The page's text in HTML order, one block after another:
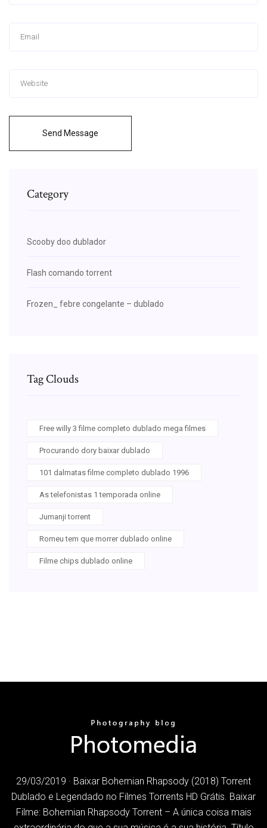
Send Message
Category
Scooby doo dublador
Flash comando torrent
Frozen_ febre congelante – dublado
Tag Clouds
Free willy 3 filme completo dublado mega filmes
Procurando dory baixar dublado
101 dalmatas filme completo dublado 1996
As telefonistas 1 temporada online
Jumanji torrent
Romeu tem que morrer dublado online
Filme chips dublado online
29/03/2019 · Baixar Bohemian Rhapsody (2018) Torrent
Dublado e Legendado no Filmes Torrents HD Grátis. Baixar
Filme: Bohemian Rhapsody Torrent – A única coisa mais